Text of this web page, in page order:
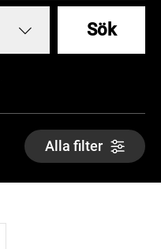
Sök
Alla filter